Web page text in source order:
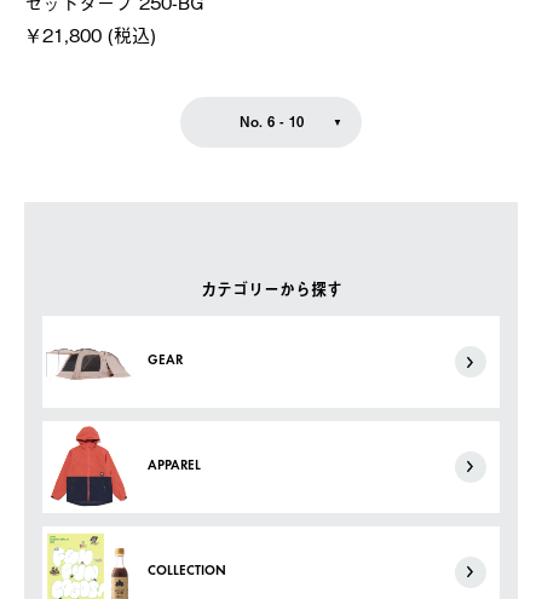
カテゴリーから探す
GEAR
APPAREL
COLLECTION
￥21,800 (税込)
No. 6 - 10